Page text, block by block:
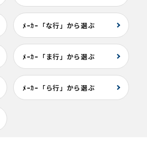
ﾒｰｶｰ「な行」から選ぶ
ﾒｰｶｰ「ま行」から選ぶ
ﾒｰｶｰ「ら行」から選ぶ